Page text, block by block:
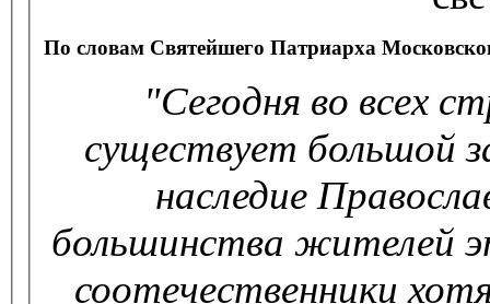
По словам Святейшего Патриарха
"Сегодня во всех
существует большой
наследие
большинства жителей
соотечественники